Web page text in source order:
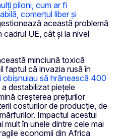
piloni, cum ar fi
comerțul liber și
această problemă
UE, cât și la nivel
minciună toxică
faptul că invazia rusă în
obișnuiau să hrănească 400
, a destabilizat piețele
creșterea prețurilor
costurilor de producție, de
Impactul acestui
mult în unele dintre cele mai
economii din Africa